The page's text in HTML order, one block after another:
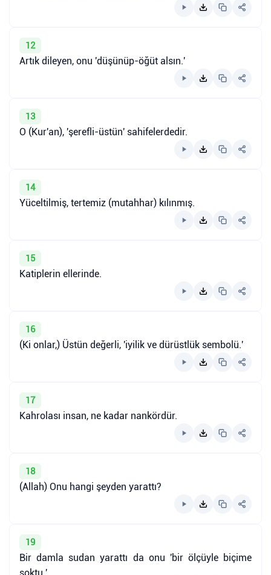
12
Artık dileyen, onu 'düşünüp-öğüt alsın.'
13
O (Kur'an), 'şerefli-üstün' sahifelerdedir.
14
Yüceltilmiş, tertemiz (mutahhar) kılınmış.
15
Katiplerin ellerinde.
16
(Ki onlar,) Üstün değerli, 'iyilik ve dürüstlük sembolü.'
17
Kahrolası insan, ne kadar nankördür.
18
(Allah) Onu hangi şeyden yarattı?
19
Bir damla sudan yarattı da onu 'bir ölçüyle biçime
soktu.'